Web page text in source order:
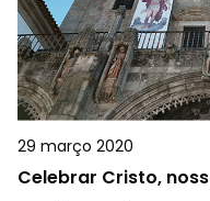
29 março 2020
Celebrar Cristo,